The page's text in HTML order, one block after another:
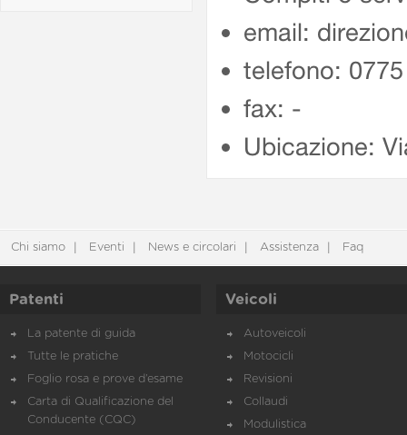
email:
telefono:
fax: -
Ubicazione:
Chi siamo Eventi News e circolari Assistenza Faq
Patenti
La patente di guida
Tutte le pratiche
Foglio rosa e prove d’esame
Carta di Qualificazione del
Conducente (CQC)
Veicoli
Autoveicoli
Motocicli
Revisioni
Collaudi
Modulistica